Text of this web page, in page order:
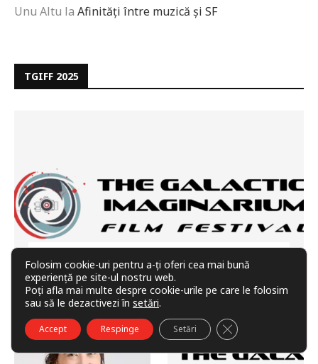
Unu Altu la Afinități între muzică și SF
TGIFF 2025
Cum să finanțezi un eveniment
cultural sau lupta cu eolienele
22 ianuarie 2026
Folosim cookie-uri pentru a-ți oferi cea mai bună
experiență pe site-ul nostru web.
Poți afla mai multe despre cookie-urile pe care le folosim
sau să le dezactivezi în setări.
Accept Respinge Setări CLOSE GDPR